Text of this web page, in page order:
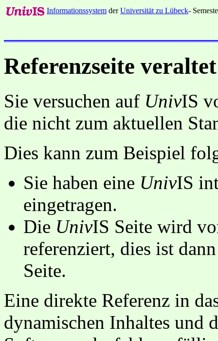
Informationssystem derUniversität zu Lübeck-
Referenzseite veraltet
Sie versuchen auf UnivIS
die nicht zum aktuellen
Dies kann zum Beispiel
Sie haben eine UnivIS
eingetragen.
Die UnivIS Seite wird
referenziert, dies ist
Seite.
Eine direkte Referenz in
dynamischen Inhaltes und